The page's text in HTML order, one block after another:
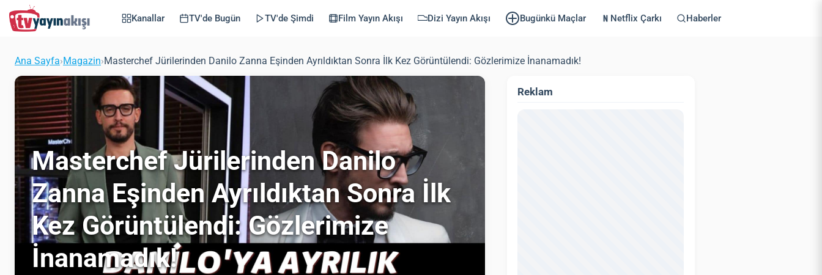
Kanallar TV'de Bugün TV'de Şimdi Film Yayın Akışı Dizi Yayın Akışı Bugünkü Maçlar Netflix Çarkı Haberler
Ana Sayfa›Magazin›Masterchef Jürilerinden Danilo Zanna Eşinden Ayrıldıktan Sonra İlk Kez Görüntülendi: Gözlerimize İnanamadık!
Masterchef Jürilerinden Danilo
Zanna Eşinden Ayrıldıktan Sonra İlk
Kez Görüntülendi: Gözlerimize
İnanamadık!
Reklam